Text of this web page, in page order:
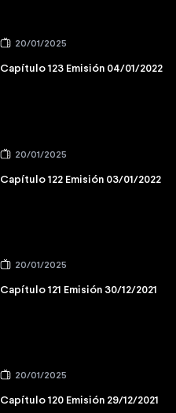
20/01/2025
Capítulo 123 Emisión 04/01/2022
20/01/2025
Capítulo 122 Emisión 03/01/2022
20/01/2025
Capítulo 121 Emisión 30/12/2021
20/01/2025
Capítulo 120 Emisión 29/12/2021